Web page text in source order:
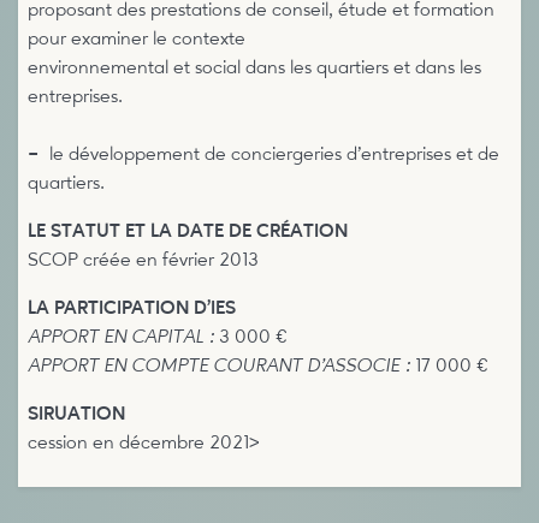
proposant des prestations de conseil, étude et formation
pour examiner le contexte
environnemental et social dans les quartiers et dans les
entreprises.
– le développement de conciergeries d’entreprises et de
quartiers.
LE STATUT ET LA DATE DE CRÉATION
SCOP créée en février 2013
LA PARTICIPATION D’IES
APPORT EN CAPITAL : 3 000 €
APPORT EN COMPTE COURANT D’ASSOCIE : 17 000 €
SIRUATION
cession en décembre 2021>